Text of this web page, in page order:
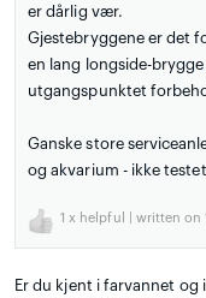
er dårlig vær.
Gjestebryggene er det
en lang longside-
utgangspunktet
Ganske store
og akvarium - ikke
1 x helpful | written on
Er du kjent i farvannet og